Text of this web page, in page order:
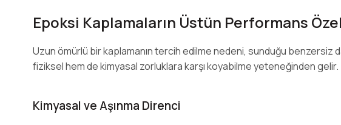
Epoksi Kaplamaların Üstün Performans
Uzun ömürlü bir kaplamanın tercih edilme nedeni, sunduğu benzersiz
fiziksel hem de kimyasal zorluklara karşı koyabilme yeteneğinden gelir.
Kimyasal ve Aşınma Direnci